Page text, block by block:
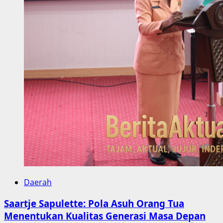
Daerah
Saartje Sapulette: Pola Asuh Orang Tua
Menentukan Kualitas Generasi Masa Depan